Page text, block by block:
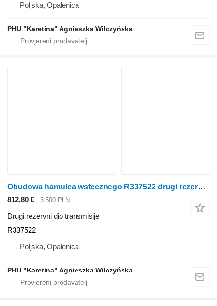
Poljska, Opalenica
PHU "Karetina" Agnieszka Wilczyńska
Obudowa hamulca wstecznego R337522 drugi rezervni dio transmisije za John Deere 6300 6100 6200 6400 traktora na kotačima
812,80 € 3.500 PLN
Drugi rezervni dio transmisije
R337522
Poljska, Opalenica
PHU "Karetina" Agnieszka Wilczyńska